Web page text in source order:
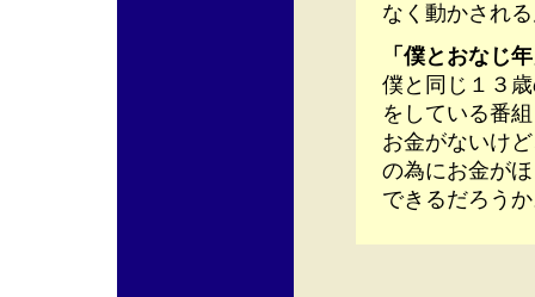
なく動かされ
「僕とおなじ
僕と同じ１３
をしている番
お金がないけ
の為にお金が
できるだろう